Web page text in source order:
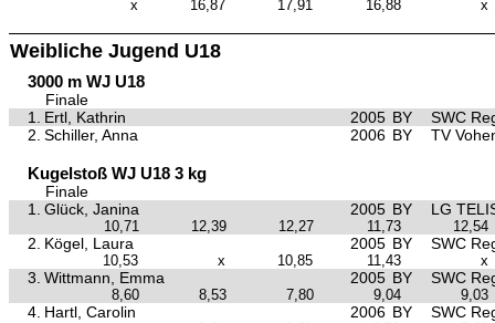
x 16,87 17,91 16,88 x
Weibliche Jugend U18
3000 m WJ U18
Finale
1.
Ertl, Kathrin 2005 BY
SWC
2. Schiller, Anna 2006 BY TV
Kugelstoß WJ U18 3 kg
Finale
1.
Glück, Janina 2005 BY LG
10,71 12,39 12,27 11,73 12,54
2. Kögel, Laura 2005 BY SWC
10,53 x 10,85 11,43 x
3. Wittmann, Emma 2005 BY SWC
8,60 8,53 7,80 9,04 9,03
4. Hartl, Carolin 2006 BY SWC